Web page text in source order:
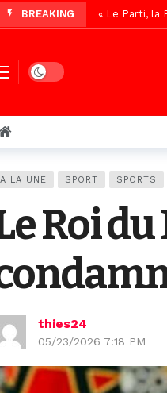
BREAKING « Le Parti, la
Vidéo/
Vidéo/
Vidéo/
Vidéo/
Vidéo/Chérif
Autoroute
Dark mode
A LA UNE SPORT SPORTS
Roi
thies24
05/23/2026 7:18 PM